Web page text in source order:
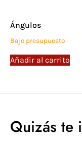
Ángulos
Bajo presupuesto
Añadir al carrito
Quizás te